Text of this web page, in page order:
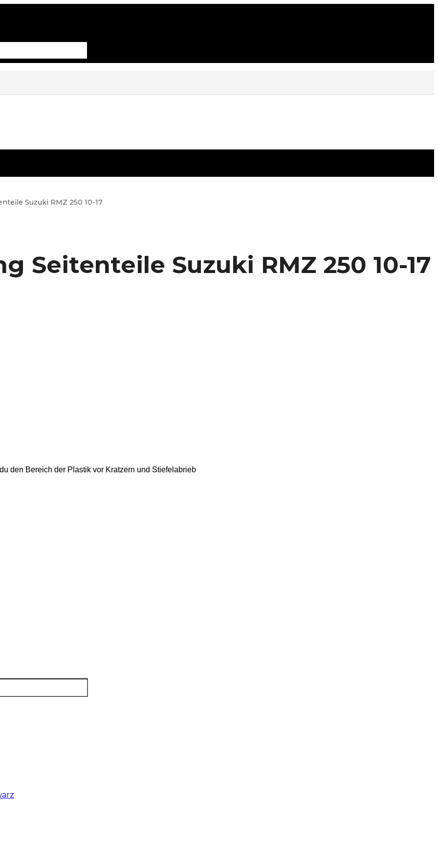
Suzuki RMZ 250 10-17
Seitenteile Suzuki RMZ 250 10-17
den Bereich der Plastik vor Kratzern und Stiefelabrieb